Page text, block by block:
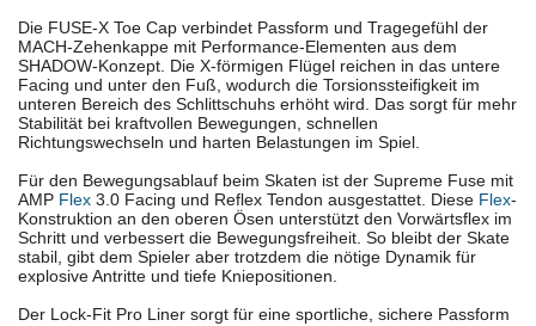
Die FUSE-X Toe Cap verbindet Passform und Tragegefühl der
MACH-Zehenkappe mit Performance-Elementen aus dem
SHADOW-Konzept. Die X-förmigen Flügel reichen in das untere
Facing und unter den Fuß, wodurch die Torsionssteifigkeit im
unteren Bereich des Schlittschuhs erhöht wird. Das sorgt für mehr
Stabilität bei kraftvollen Bewegungen, schnellen
Richtungswechseln und harten Belastungen im Spiel.
Für den Bewegungsablauf beim Skaten ist der Supreme Fuse mit
AMP Flex 3.0 Facing und Reflex Tendon ausgestattet. Diese Flex-
Konstruktion an den oberen Ösen unterstützt den Vorwärtsflex im
Schritt und verbessert die Bewegungsfreiheit. So bleibt der Skate
stabil, gibt dem Spieler aber trotzdem die nötige Dynamik für
explosive Antritte und tiefe Kniepositionen.
Der Lock-Fit Pro Liner sorgt für eine sportliche, sichere Passform